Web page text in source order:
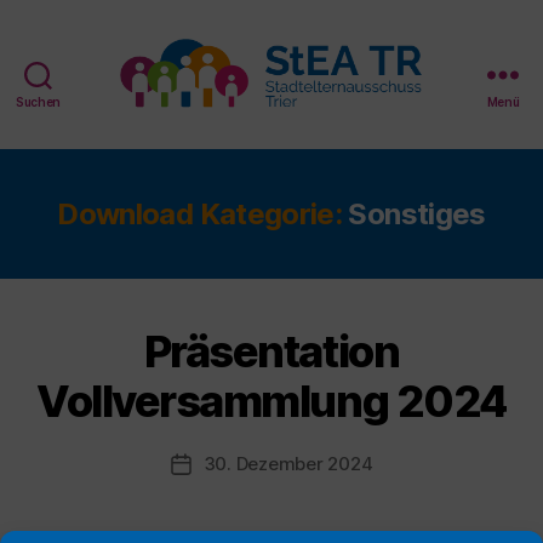
Suchen
Trier
Menü
Download Kategorie: Sonstiges
Präsentation
Vollversammlung 2024
Veröffentlichungsdatum
30. Dezember 2024